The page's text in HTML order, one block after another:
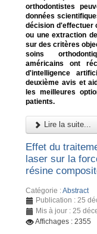
orthodontistes
données
décision d'effectuer
ou une extraction
sur des critères
soins
américains ont
d'intelligence
deuxième avis et
les meilleures
patients.
Lire la suite...
Effet du
laser sur la
résine
Catégorie :Abstract
Publication : 25
Mis à jour : 25
Affichages : 2355